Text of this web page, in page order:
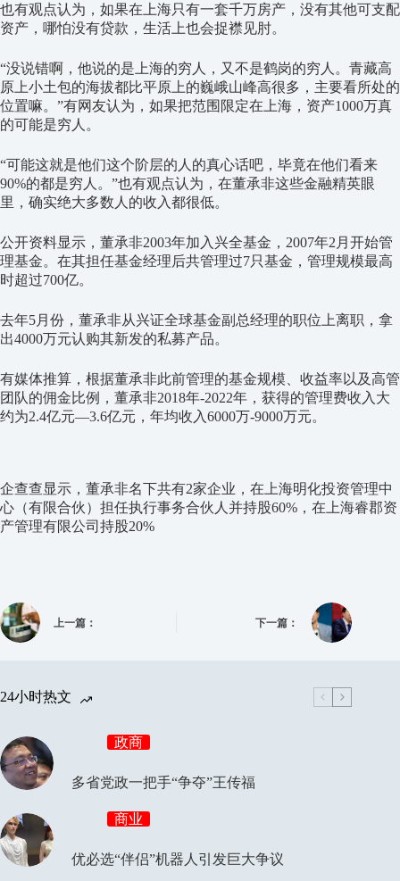
也有观点认为，如果在上海只有一套千万房产，没有其他可支配
资产，哪怕没有贷款，生活上也会捉襟见肘。
“没说错啊，他说的是上海的穷人，又不是鹤岗的穷人。青藏高
原上小土包的海拔都比平原上的巍峨山峰高很多，主要看所处的
位置嘛。”有网友认为，如果把范围限定在上海，资产1000万真
的可能是穷人。
“可能这就是他们这个阶层的人的真心话吧，毕竟在他们看来
90%的都是穷人。”也有观点认为，在董承非这些金融精英眼
里，确实绝大多数人的收入都很低。
公开资料显示，董承非2003年加入兴全基金，2007年2月开始管
理基金。在其担任基金经理后共管理过7只基金，管理规模最高
时超过700亿。
去年5月份，董承非从兴证全球基金副总经理的职位上离职，拿
出4000万元认购其新发的私募产品。
有媒体推算，根据董承非此前管理的基金规模、收益率以及高管
团队的佣金比例，董承非2018年-2022年，获得的管理费收入大
约为2.4亿元—3.6亿元，年均收入6000万-9000万元。
企查查显示，董承非名下共有2家企业，在上海明化投资管理中
心（有限合伙）担任执行事务合伙人并持股60%，在上海睿郡资
产管理有限公司持股20%
上一篇： 下一篇：
24小时热文
政商
多省党政一把手“争夺”王传福
商业
优必选“伴侣”机器人引发巨大争议